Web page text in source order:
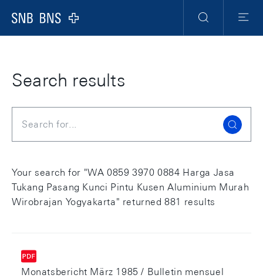
Logo
Search
Menu
Search results
Search
Your search for "WA 0859 3970 0884 Harga Jasa
Tukang Pasang Kunci Pintu Kusen Aluminium Murah
Wirobrajan Yogyakarta" returned 881 results
Monatsbericht März 1985 / Bulletin mensuel